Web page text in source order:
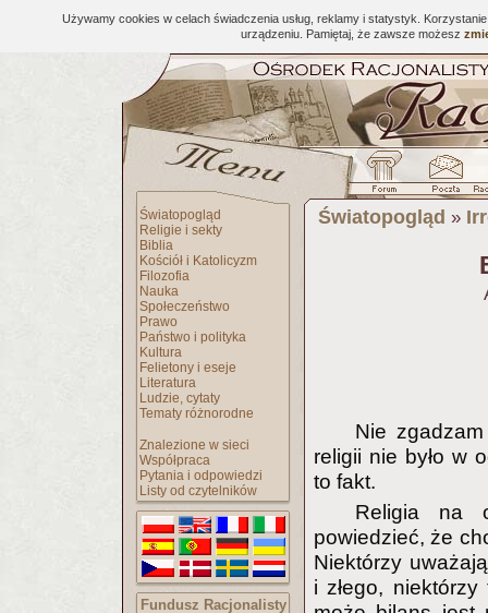
Używamy cookies w celach świadczenia usług, reklamy i statystyk.
urządzeniu. Pamiętaj, że zawsze możesz
Światopogląd
Religie i sekty
Biblia
Kościół i Katolicyzm
Filozofia
Nauka
Społeczeństwo
Prawo
Państwo i polityka
Kultura
Felietony i eseje
Literatura
Ludzie, cytaty
Tematy różnorodne
Znalezione w sieci
Współpraca
Pytania i odpowiedzi
Listy od czytelników
Fundusz Racjonalisty
Światopogląd »
Nie
religii nie było w
to fakt.
Religia na
powiedzieć, że
Niektórzy
i złego,